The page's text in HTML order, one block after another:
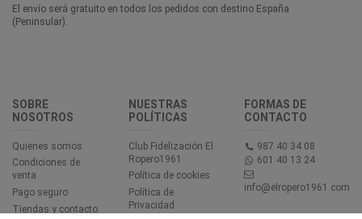
El envío será gratuito en todos los pedidos con destino España
(Peninsular).
SOBRE
NOSOTROS
Quienes somos
Condiciones de
venta
Pago seguro
Tiendas y contacto
NUESTRAS
POLÍTICAS
Club Fidelización El
Ropero1961
Política de cookies
Política de
Privacidad
FORMAS DE
CONTACTO
987 40 34 08
601 40 13 24
info@elropero1961.com